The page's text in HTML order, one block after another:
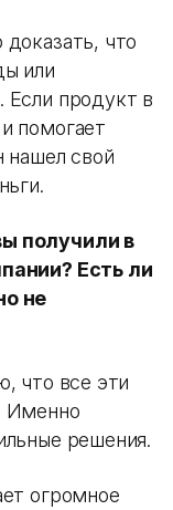
что
или
Если продукт в
помогает
нашел свой
получили в
Есть ли
не
что все эти
Именно
решения.
огромное